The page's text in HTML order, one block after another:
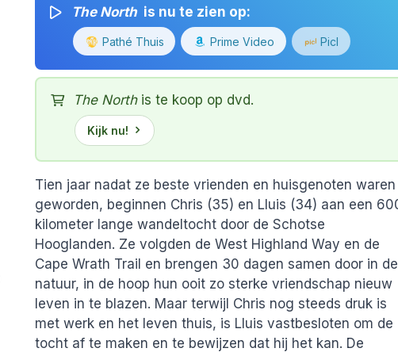
The North is nu te zien op:
Pathé Thuis Prime Video Picl
The Northis te koop op dvd.
Kijk nu!
Tien jaar nadat ze beste vrienden en huisgenoten waren
geworden, beginnen Chris (35) en Lluis (34) aan een
kilometer lange wandeltocht door de Schotse
Hooglanden. Ze volgden de West Highland Way en de
Cape Wrath Trail en brengen 30 dagen samen door in de
natuur, in de hoop hun ooit zo sterke vriendschap nieuw
leven in te blazen. Maar terwijl Chris nog steeds druk is
met werk en het leven thuis, is Lluis vastbesloten om de
tocht af te maken en te bewijzen dat hij het kan. De